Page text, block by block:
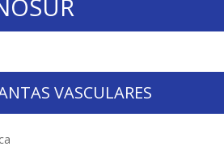
VASCULARES